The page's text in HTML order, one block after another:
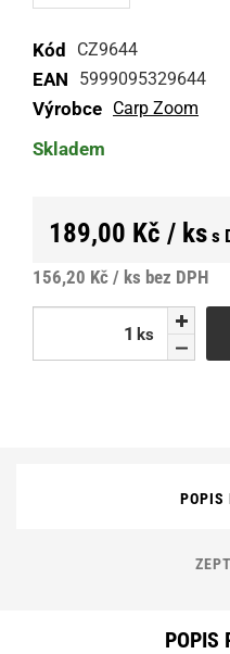
Kód CZ9644
EAN 5999095329644
Výrobce Carp Zoom
Skladem
189,00 Kč / ks s
156,20 Kč / ks bez DPH
ks
ks
POPIS
POPIS